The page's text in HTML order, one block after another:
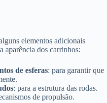
elementos adicionais
aparência dos carrinhos:
de esferas: para garantir que
: para a estrutura das rodas.
de propulsão.